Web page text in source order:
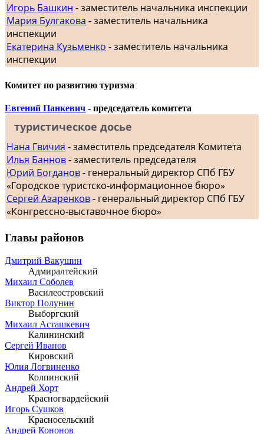
Игорь Башкин - заместитель начальника инспекции
Мария Булгакова - заместитель начальника
инспекции
Екатерина Кузьменко - заместитель начальника
инспекции
Комитет по развитию туризма
Евгений Панкевич - председатель комитета
туристическое досье
Нана Гвичия - заместитель председателя Комитета
Илья Баннов- заместитель председателя
Юрий Богданов- генеральный директор СПб ГБУ
«Городское туристско-информационное бюро»
Сергей Азаренков- генеральный директор СПб ГБУ
«Конгрессно-выставочное бюро»
Главы районов
Дмитрий Вакушин
Адмиралтейский
Михаил Соболев
Василеостровский
Виктор Полунин
Выборгский
Михаил Асташкевич
Калининский
Сергей Иванов
Кировский
Юлия Логвиненко
Колпинский
Андрей Хорт
Красногвардейский
Игорь Сушков
Красносельский
Андрей Кононов